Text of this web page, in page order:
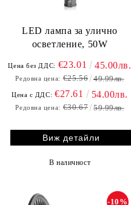
LED лампа за улично
осветление, 50W
Цена без ДДС: €23.01 45.00лв.
Редовна цена: €25.56 49.99лв.
Цена с ДДС: €27.61 54.00лв.
Редовна цена: €30.67 59.99лв.
Виж детайли
В наличност
-10%